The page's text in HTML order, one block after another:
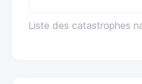
Liste des catastrophes